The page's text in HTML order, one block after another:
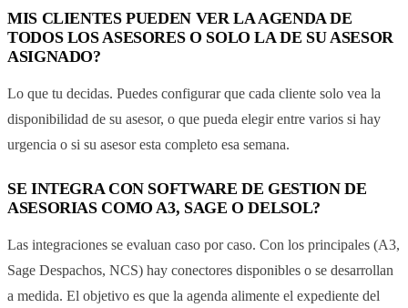
MIS CLIENTES PUEDEN VER LA AGENDA DE
TODOS LOS ASESORES O SOLO LA DE SU ASESOR
ASIGNADO?
Lo que tu decidas. Puedes configurar que cada cliente solo vea la
disponibilidad de su asesor, o que pueda elegir entre varios si hay
urgencia o si su asesor esta completo esa semana.
SE INTEGRA CON SOFTWARE DE GESTION DE
ASESORIAS COMO A3, SAGE O DELSOL?
Las integraciones se evaluan caso por caso. Con los principales (A3,
Sage Despachos, NCS) hay conectores disponibles o se desarrollan
a medida. El objetivo es que la agenda alimente el expediente del